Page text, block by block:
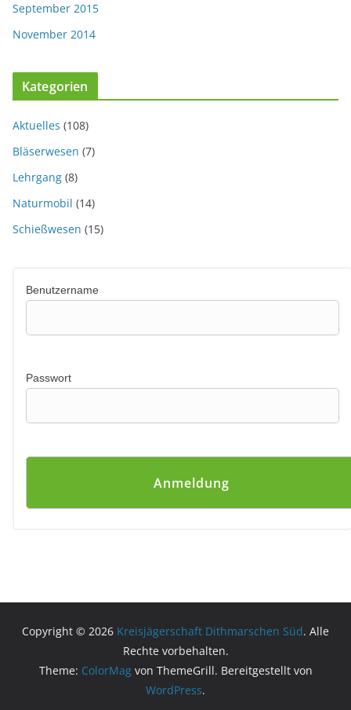
September 2015
November 2014
Kategorien
Aktuelles (108)
Bläserwesen (7)
Lehrgang (8)
Naturmobil (14)
Schießwesen (15)
Benutzername
Passwort
Copyright © 2026 Kreisjägerschaft Dithmarschen Süd. Alle
Rechte vorbehalten.
Theme: ColorMagvon ThemeGrill. Bereitgestellt von
WordPress.